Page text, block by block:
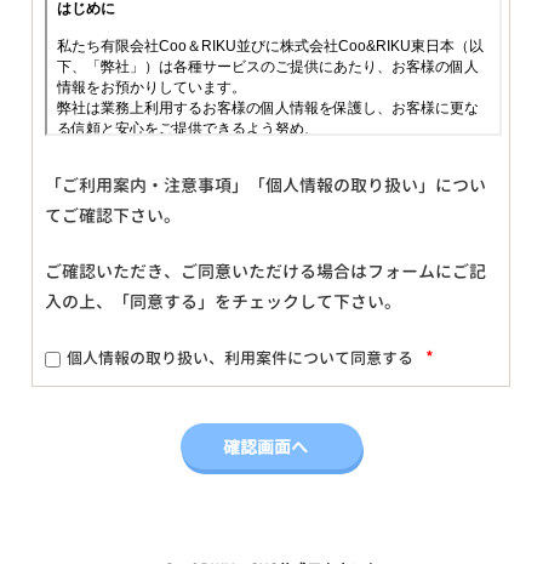
「ご利用案内・注意事項」「個人情報の取り扱い」につい
てご確認下さい。
ご確認いただき、ご同意いただける場合はフォームにご記
入の上、「同意する」をチェックして下さい。
個人情報の取り扱い、利用案件について同意する *